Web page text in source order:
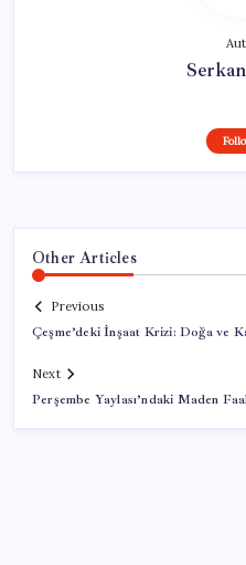
Other Articles
Previous
Çeşme’deki İnşaat Krizi: Doğa ve
Next
Perşembe Yaylası’ndaki Maden